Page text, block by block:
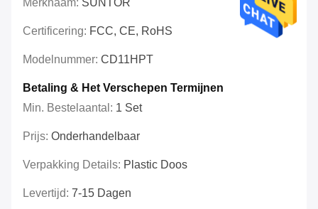
Merknaam: SUNTOR
Certificering: FCC, CE, RoHS
Modelnummer: CD11HPT
Betaling & Het Verschepen Termijnen
Min. Bestelaantal: 1 Set
Prijs: Onderhandelbaar
Verpakking Details: Plastic Doos
Levertijd: 7-15 Dagen